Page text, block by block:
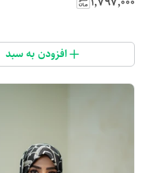
افزودن به سبد